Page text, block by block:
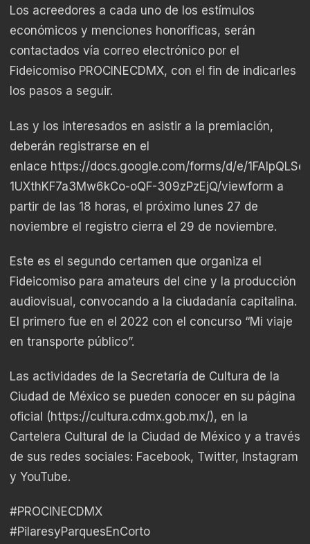
Los acreedores a cada uno de los estímulos
económicos y menciones honoríficas, serán
contactados vía correo electrónico por el
Fideicomiso PROCINECDMX, con el fin de indicarles
los pasos a seguir.
Las y los interesados en asistir a la premiación,
deberán registrarse en el
enlace https://docs.google.com/forms/d/e/
1UXthKF7a3Mw6kCo-oQF-309zPzEjQ/viewform a
partir de las 18 horas, el próximo lunes 27 de
noviembre el registro cierra el 29 de noviembre.
Este es el segundo certamen que organiza el
Fideicomiso para amateurs del cine y la producción
audiovisual, convocando a la ciudadanía capitalina.
El primero fue en el 2022 con el concurso “Mi viaje
en transporte público”.
Las actividades de la Secretaría de Cultura de la
Ciudad de México se pueden conocer en su página
oficial (https://cultura.cdmx.gob.mx/), en la
Cartelera Cultural de la Ciudad de México y a través
de sus redes sociales: Facebook, Twitter, Instagram
y YouTube.
#PROCINECDMX
#PilaresyParquesEnCorto